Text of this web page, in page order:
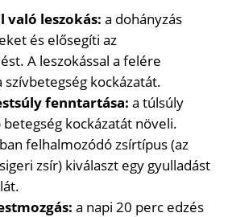
való leszokás: a dohányzás
és elősegíti az
A leszokással a felére
kockázatát.
fenntartása: a túlsúly
betegség kockázatát növeli.
felhalmozódó zsírtípus (az
zsír) kiválaszt egy gyulladást
a napi 20 perc edzés